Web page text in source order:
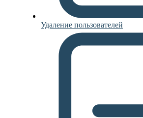
Удаление пользователей